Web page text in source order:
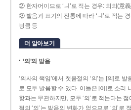
② 한자어이므로 ‘ㅢ’로 적는 경우: 의의(意
③ 발음과 표기의 전통에 따라 ‘ㅢ’로 적는
닁큼 등
더 알아보기
‘의’의 발음
‘의사의 책임’에서 첫음절의 ‘의’는 [의]로 발
로 모두 발음할 수 있다. 이들은 [이]로 소리
항과는 무관하지만, 모두 ‘의’로 적는다는
절의 ‘의’는 발음의 변화가 없으므로 ‘의’로